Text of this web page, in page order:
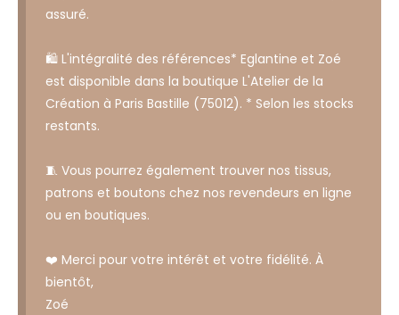
assuré.
🛍️ L'intégralité des références* Eglantine et Zoé
est disponible dans la boutique L'Atelier de la
Création à Paris Bastille (75012). * Selon les stocks
restants.
🧵 Vous pourrez également trouver nos tissus,
patrons et boutons chez nos revendeurs en ligne
ou en boutiques.
❤️ Merci pour votre intérêt et votre fidélité. À
bientôt,
Zoé